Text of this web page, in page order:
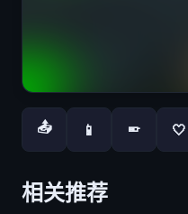
📤 📱 📱 🤍
相关推荐